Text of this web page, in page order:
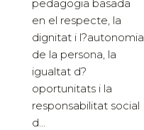
pedagogia basada
en el respecte, la
dignitat i l?autonomia
de la persona, la
igualtat d?
oportunitats i la
responsabilitat social
d...